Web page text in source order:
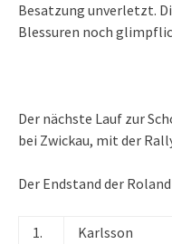
Besatzung unverletzt.
Blessuren noch
Der nächste Lauf zur
bei Zwickau, mit der
Der Endstand der
1.
Karlsson